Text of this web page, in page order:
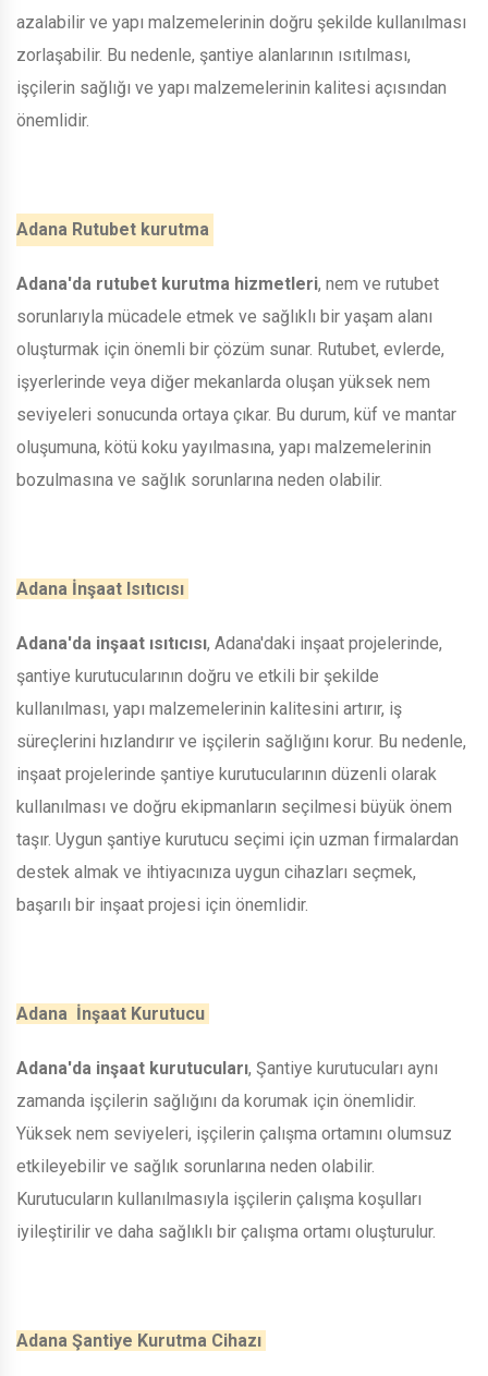
azalabilir ve yapı malzemelerinin doğru şekilde kullanılması
zorlaşabilir. Bu nedenle, şantiye alanlarının ısıtılması,
işçilerin sağlığı ve yapı malzemelerinin kalitesi açısından
önemlidir.
Adana Rutubet kurutma
Adana'da rutubet kurutma hizmetleri, nem ve rutubet
sorunlarıyla mücadele etmek ve sağlıklı bir yaşam alanı
oluşturmak için önemli bir çözüm sunar. Rutubet, evlerde,
işyerlerinde veya diğer mekanlarda oluşan yüksek nem
seviyeleri sonucunda ortaya çıkar. Bu durum, küf ve mantar
oluşumuna, kötü koku yayılmasına, yapı malzemelerinin
bozulmasına ve sağlık sorunlarına neden olabilir.
Adana İnşaat Isıtıcısı
Adana'da inşaat ısıtıcısı, Adana'daki inşaat projelerinde,
şantiye kurutucularının doğru ve etkili bir şekilde
kullanılması, yapı malzemelerinin kalitesini artırır, iş
süreçlerini hızlandırır ve işçilerin sağlığını korur. Bu nedenle,
inşaat projelerinde şantiye kurutucularının düzenli olarak
kullanılması ve doğru ekipmanların seçilmesi büyük önem
taşır. Uygun şantiye kurutucu seçimi için uzman firmalardan
destek almak ve ihtiyacınıza uygun cihazları seçmek,
başarılı bir inşaat projesi için önemlidir.
Adana İnşaat Kurutucu
Adana'da inşaat kurutucuları, Şantiye kurutucuları aynı
zamanda işçilerin sağlığını da korumak için önemlidir.
Yüksek nem seviyeleri, işçilerin çalışma ortamını olumsuz
etkileyebilir ve sağlık sorunlarına neden olabilir.
Kurutucuların kullanılmasıyla işçilerin çalışma koşulları
iyileştirilir ve daha sağlıklı bir çalışma ortamı oluşturulur.
Adana Şantiye Kurutma Cihazı